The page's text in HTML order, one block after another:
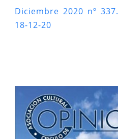
Diciembre 2020 nº 337.
18-12-20